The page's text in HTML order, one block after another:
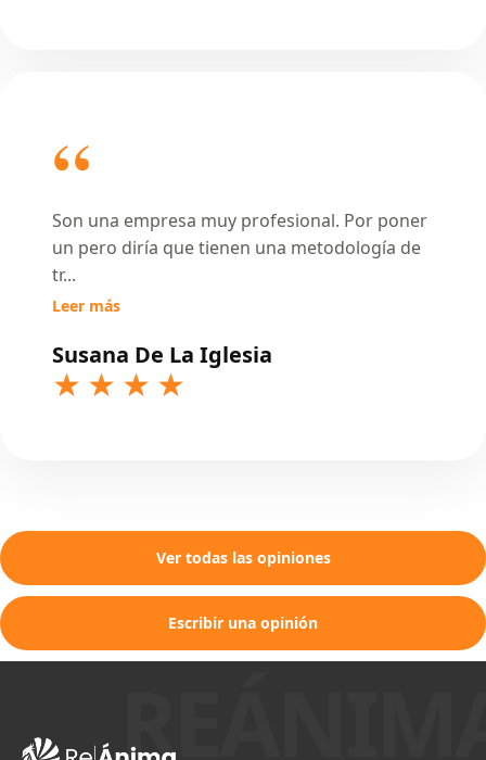
Susana De La Iglesia
Son una empresa muy profesional. Por poner
un pero diría que tienen una metodología de
tr...
Leer más
Ver todas las opiniones
Escribir una opinión